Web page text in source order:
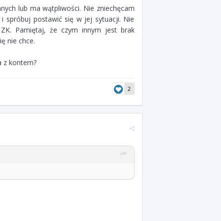
lub ma wątpliwości. Nie zniechęcam
spróbuj postawić się w jej sytuacji. Nie
Pamiętaj, że czym innym jest brak
nie chce.
z kontem?
2